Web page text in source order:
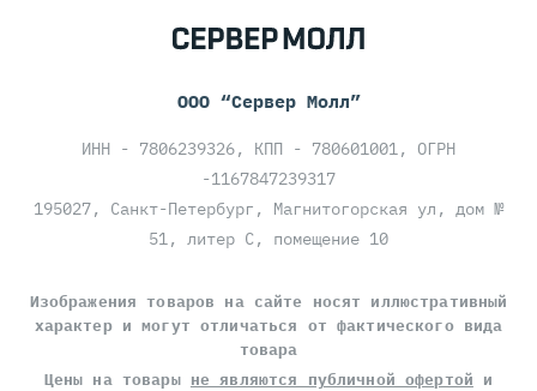
ООО “Сервер Молл”
ИНН - 7806239326, КПП - 780601001, ОГРН
-1167847239317
195027, Санкт-Петербург, Магнитогорская ул, дом №
51, литер С, помещение 10
Изображения товаров на сайте носят иллюстративный
характер и могут отличаться от фактического вида
товара
Цены на товары не являются публичной офертой и